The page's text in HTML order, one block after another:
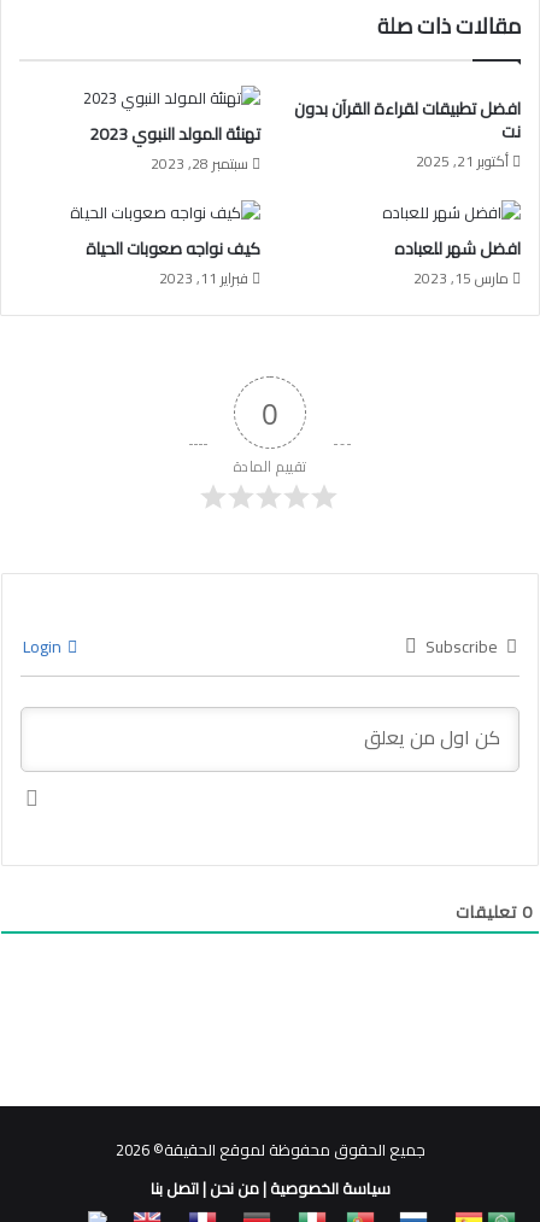
مقالات ذات صلة
افضل تطبيقات لقراءة القرآن بدون
نت
أكتوبر 21, 2025
تهنئة المولد النبوي 2023
سبتمبر 28, 2023
افضل شهر للعباده
مارس 15, 2023
كيف نواجه صعوبات الحياة
فبراير 11, 2023
0
تقييم المادة
Subscribe
0تعليقات
جميع الحقوق محفوظة لموقع الحقيقة© 2026
سياسة الخصوصية|من نحن|اتصل بنا